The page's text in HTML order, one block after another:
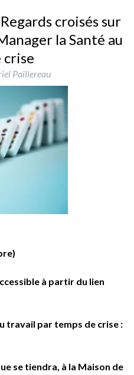
croisés sur
la Santé au
crise
Paillereau
à partir du lien
travail par temps de crise :
se tiendra, à la Maison de